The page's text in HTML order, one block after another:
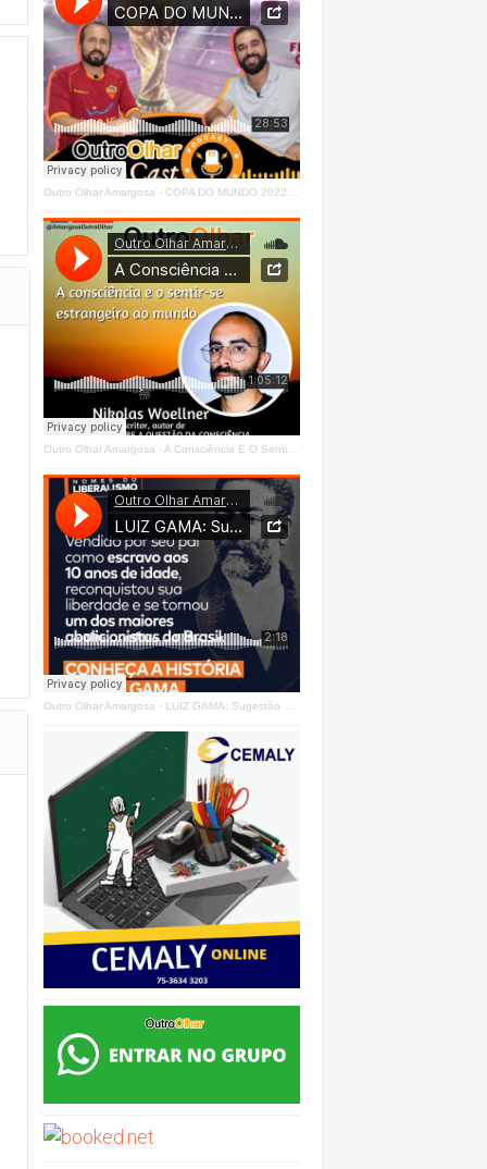
Outro Olhar Amargosa · COPA DO MUNDO 2022 - OUTRO OLHAR CAST #O1 Right
Outro Olhar Amargosa · A Consciência E O Sentir - Se Estrangeiro Ao Mundo
Outro Olhar Amargosa · LUIZ GAMA: Sugestão Outro Olhar